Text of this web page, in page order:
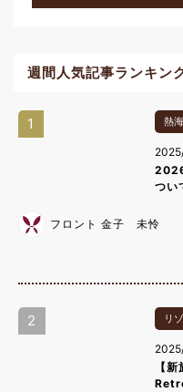
週間人気記事ランキン
1 熱
つい
フロント 金子 未怜
2 リ
【